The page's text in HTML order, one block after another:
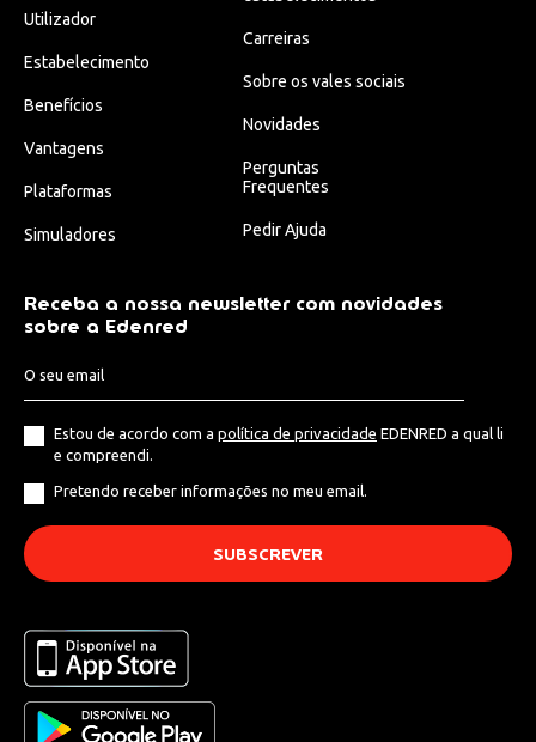
Utilizador
Estabelecimento
Benefícios
Vantagens
Plataformas
Simuladores
Carreiras
Sobre os vales sociais
Novidades
Perguntas
Frequentes
Pedir Ajuda
Receba a nossa newsletter com novidades
sobre a Edenred
Estou de acordo com a política de privacidade EDENRED a qual li
e compreendi.
Pretendo receber informações no meu email.